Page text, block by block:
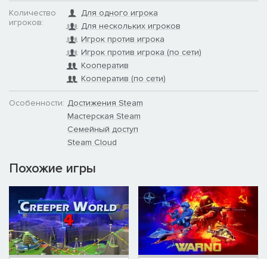
Количество
игроков:
Для одного игрока
Для нескольких игроков
Игрок против игрока
Игрок против игрока (по сети)
Кооператив
Кооператив (по сети)
Особенности: Достижения Steam
Мастерская Steam
Семейный доступ
Steam Cloud
Похожие игры